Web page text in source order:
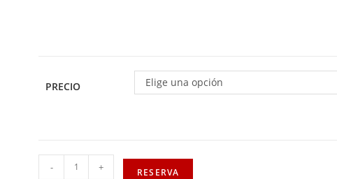
PRECIO Elige una opción
- + RESERVA